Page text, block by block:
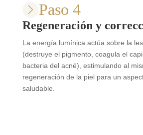
Paso 4
Regeneración y
La energía lumínica actúa sobre la
(destruye el pigmento, coagula el
bacteria del acné), estimulando al
regeneración de la piel para un
saludable